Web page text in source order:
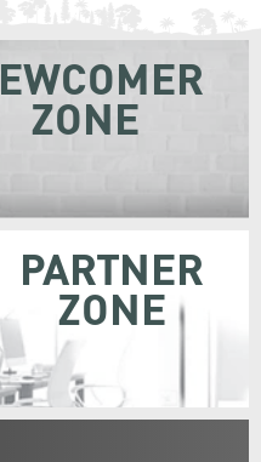
ZONE
PARTNER
ZONE